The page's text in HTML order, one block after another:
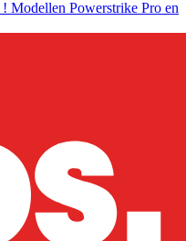
! Modellen Powerstrike Pro en